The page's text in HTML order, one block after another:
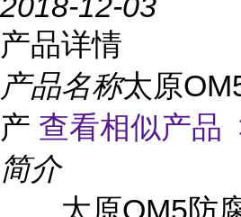
产品详情
产品名称太原
产 查看相似产品
简介
太原OM5防